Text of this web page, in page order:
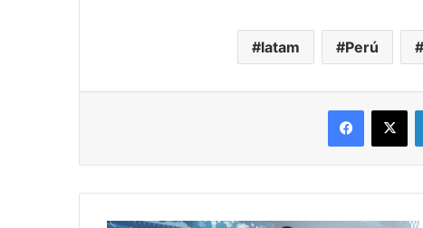
latam Perú
Facebook
X